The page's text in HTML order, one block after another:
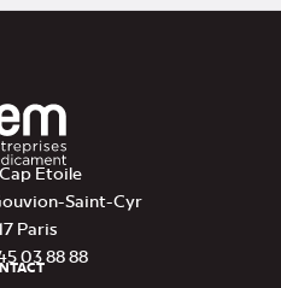
Etoile
Saint-Cyr
Paris
03 88 88